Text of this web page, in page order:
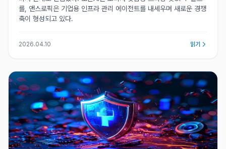
를, 앤스로픽은 기업용 인프라 관리 에이전트를 내세우며 새로운 경쟁
축이 형성되고 있다.
2026.04.10 읽기